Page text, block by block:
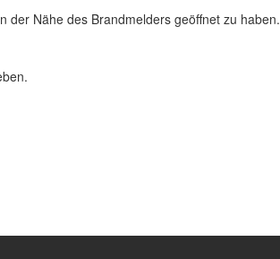
der Nähe des Brandmelders geöffnet zu haben.